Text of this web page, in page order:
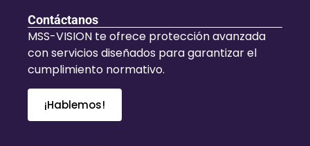
Contáctanos
MSS-VISION te ofrece protección avanzada
con servicios diseñados para garantizar el
cumplimiento normativo.
¡Hablemos!